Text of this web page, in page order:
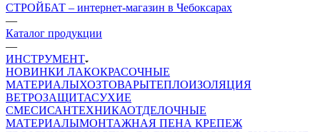
СТРОЙБАТ – интернет-магазин в Чебоксарах
—
Каталог продукции
—
ИНСТРУМЕНТ
НОВИНКИ ЛАКОКРАСОЧНЫЕ
МАТЕРИАЛЫХОЗТОВАРЫТЕПЛОИЗОЛЯЦИЯ
ВЕТРОЗАЩИТАСУХИЕ
СМЕСИСАНТЕХНИКАОТДЕЛОЧНЫЕ
МАТЕРИАЛЫМОНТАЖНАЯ ПЕНА КРЕПЕЖ